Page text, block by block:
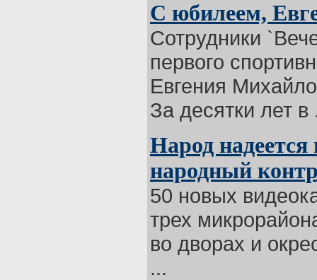
С юбилеем,
Сотрудники
первого
Евгения
За десятки лет в
Народ
народный
50 новых
трех
во дворах и
...